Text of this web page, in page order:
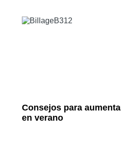
Consejos para
en verano